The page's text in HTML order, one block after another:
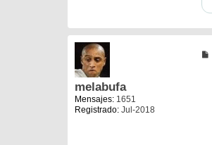
melabufa
Mensajes: 1651
Registrado: Jul-2018